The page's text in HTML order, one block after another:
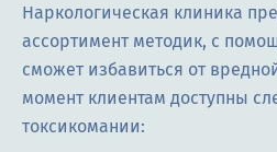
Наркологическая клиника
ассортимент методик, с
сможет избавиться от
момент клиентам доступны
токсикомании: